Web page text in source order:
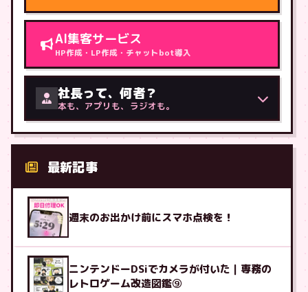
AI集客サービス
HP作成・LP作成・チャットbot導入
社長って、何者？
本も、アプリも、ラジオも。
最新記事
週末のお出かけ前にスマホ点検を！
ニンテンドーDSiでカメラが付いた｜専務の
レトロゲーム改造図鑑⑨